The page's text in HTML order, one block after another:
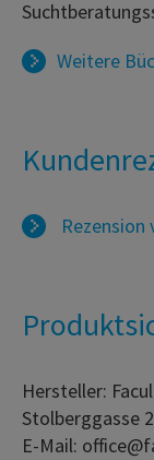
Weitere
Rezension
Hersteller:
Stolberggasse
E-Mail: